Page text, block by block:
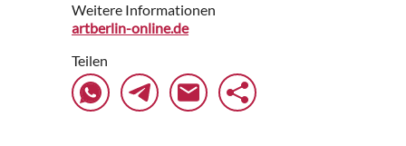
Weitere Informationen
artberlin-online.de
Teilen